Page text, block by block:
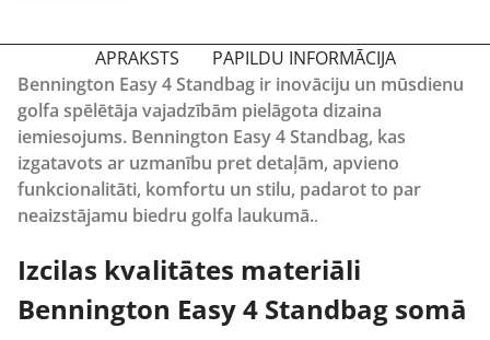
APRAKSTS
PAPILDU INFORMĀCIJA
Bennington Easy 4 Standbag ir inovāciju un mūsdienu
golfa spēlētāja vajadzībām pielāgota dizaina
iemiesojums. Bennington Easy 4 Standbag, kas
izgatavots ar uzmanību pret detaļām, apvieno
funkcionalitāti, komfortu un stilu, padarot to par
neaizstājamu biedru golfa laukumā..
Izcilas kvalitātes materiāli
Bennington Easy 4 Standbag somā